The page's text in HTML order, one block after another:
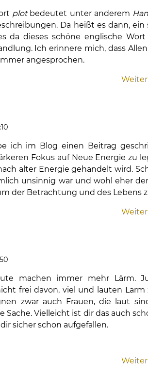
plotbedeutet unter anderem
Da heißt es dann,
da dieses schöne englische Wort
Ich erinnere mich, dass
angesprochen.
ich im Blog einen Beitrag
Fokus auf Neue Energie zu
alter Energie gehandelt wird.
unsinnig war und wohl eher
der Betrachtung und des Lebens
machen immer mehr Lärm.
frei davon, viel und lauten Lärm
zwar auch Frauen, die laut
Sache. Vielleicht ist dir das auch
sicher schon aufgefallen.